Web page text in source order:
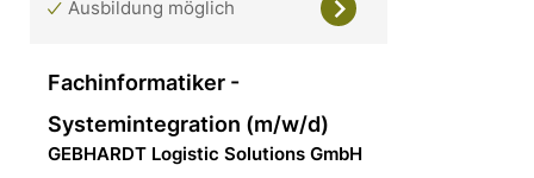
Ausbildung möglich
Fachinformatiker -
Systemintegration (m/w/d)
GEBHARDT Logistic Solutions GmbH